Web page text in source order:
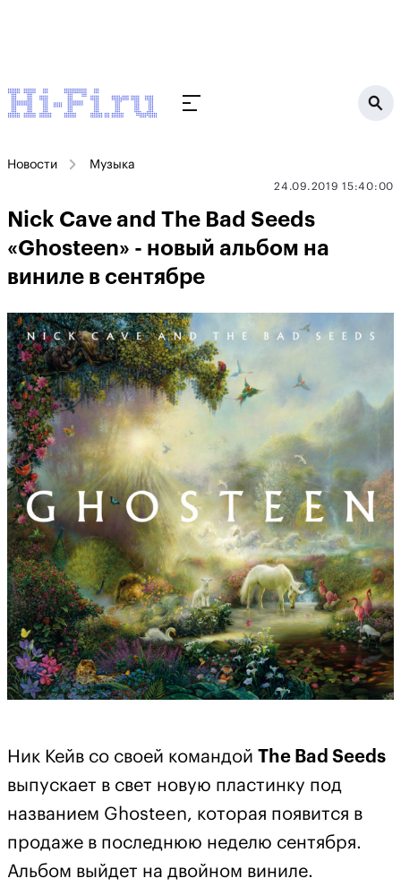
Новости Музыка
24.09.2019 15:40:00
Nick Cave and The Bad Seeds
«Ghosteen» - новый альбом на
виниле в сентябре
Ник Кейв со своей командой The Bad Seeds
выпускает в свет новую пластинку под
названием Ghosteen, которая появится в
продаже в последнюю неделю сентября.
Альбом выйдет на двойном виниле.